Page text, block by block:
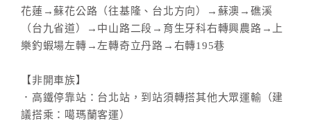
花蓮→蘇花公路（往基隆、台北方向）→蘇澳→礁溪
（台九省道）→中山路二段→育生牙科右轉興農路→上
樂釣蝦場左轉→左轉奇立丹路→右轉195巷
【非開車族】
．高鐵停靠站：台北站，到站須轉搭其他大眾運輸（建
議搭乘：噶瑪蘭客運）